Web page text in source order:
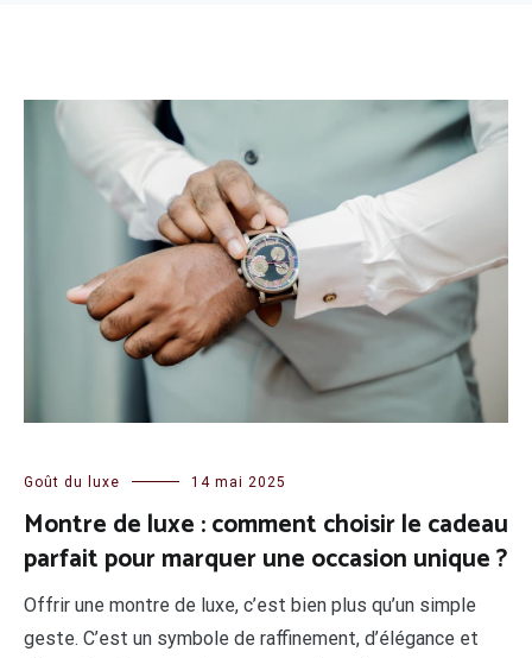
Goût du luxe 14 mai 2025
Montre de luxe : comment choisir le cadeau
parfait pour marquer une occasion unique ?
Offrir une montre de luxe, c’est bien plus qu’un simple
geste. C’est un symbole de raffinement, d’élégance et